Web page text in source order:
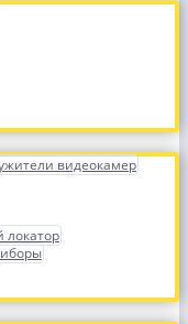
видеокамер